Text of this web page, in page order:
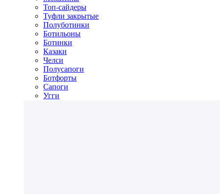
Топ-сайдеры
Туфли закрытые
Полуботинки
Ботильоны
Ботинки
Казаки
Челси
Полусапоги
Ботфорты
Сапоги
Угги